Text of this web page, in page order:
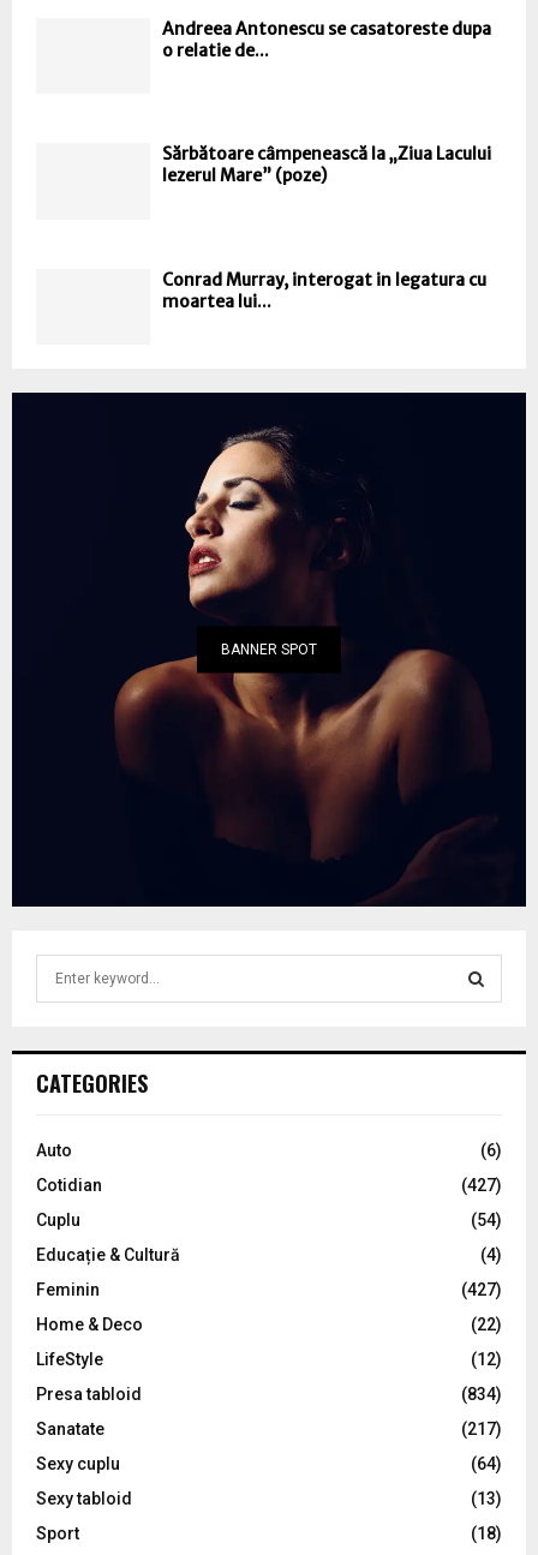
Andreea Antonescu se casatoreste dupa
o relatie de...
Sărbătoare câmpenească la „Ziua Lacului
Iezerul Mare” (poze)
Conrad Murray, interogat in legatura cu
moartea lui...
BANNER SPOT
h
o
:
C
CATEGORIES
Auto
(6)
Cotidian
(427)
Cuplu
(54)
Educație & Cultură
(4)
Feminin
(427)
Home & Deco
(22)
LifeStyle
(12)
Presa tabloid
(834)
Sanatate
(217)
Sexy cuplu
(64)
Sexy tabloid
(13)
Sport
(18)